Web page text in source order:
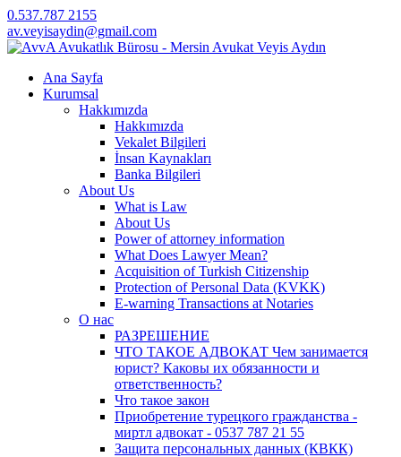
0.537.787 2155
av.veyisaydin@gmail.com
Ana Sayfa
Kurumsal
Hakkımızda
Hakkımızda
Vekalet Bilgileri
İnsan Kaynakları
Banka Bilgileri
About Us
What is Law
About Us
Power of attorney information
What Does Lawyer Mean?
Acquisition of Turkish Citizenship
Protection of Personal Data (KVKK)
E-warning Transactions at Notaries
О нас
РАЗРЕШЕНИЕ
ЧТО ТАКОЕ АДВОКАТ Чем занимается
юрист? Каковы их обязанности и
ответственность?
Что такое закон
Приобретение турецкого гражданства -
миртл адвокат - 0537 787 21 55
Защита персональных данных (КВКК)